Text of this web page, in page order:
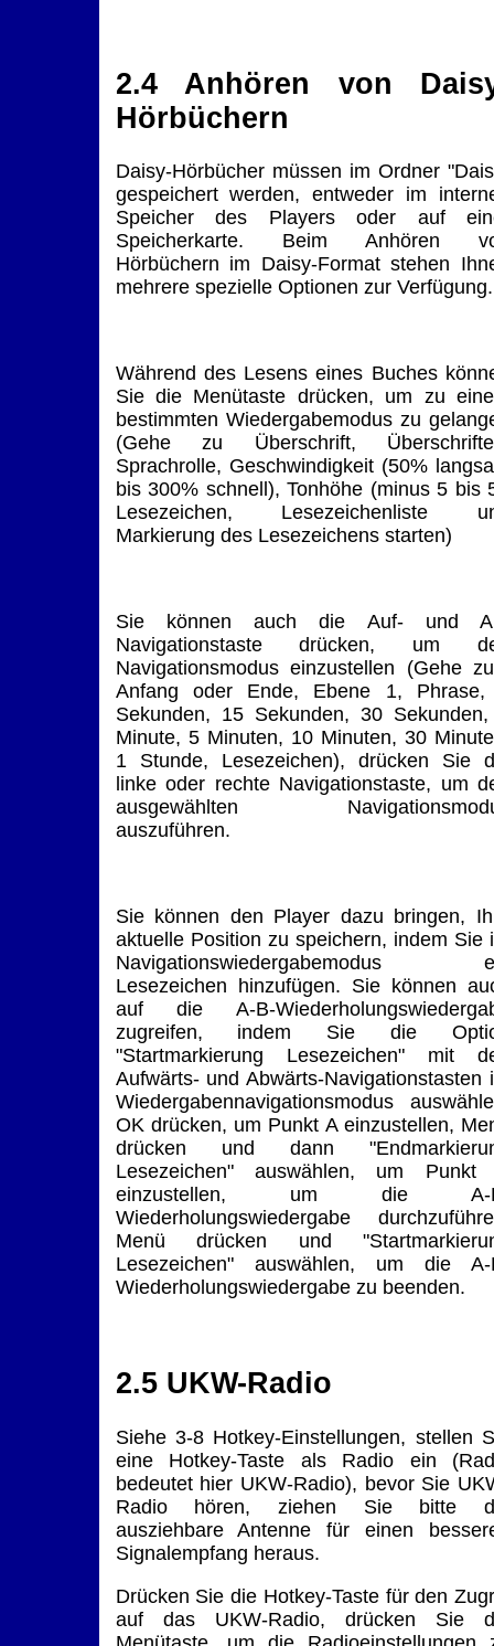
2.4 Anhören von
Hörbüchern
Daisy-Hörbücher müssen im Ordner
gespeichert werden, entweder im
Speicher des Players oder auf
Speicherkarte. Beim Anhören
Hörbüchern im Daisy-Format stehen
mehrere spezielle Optionen zur Verfügung.
Während des Lesens eines Buches
Sie die Menütaste drücken, um zu
bestimmten Wiedergabemodus zu
(Gehe zu Überschrift,
Sprachrolle, Geschwindigkeit (50%
bis 300% schnell), Tonhöhe (minus 5 bis
Lesezeichen, Lesezeichenliste
Markierung des Lesezeichens starten)
Sie können auch die Auf- und
Navigationstaste drücken, um
Navigationsmodus einzustellen (Gehe
Anfang oder Ende, Ebene 1,
Sekunden, 15 Sekunden, 30
Minute, 5 Minuten, 10 Minuten, 30
1 Stunde, Lesezeichen), drücken Sie
linke oder rechte Navigationstaste, um
ausgewählten
auszuführen.
Sie können den Player dazu bringen,
aktuelle Position zu speichern, indem Sie
Navigationswiedergabemodus
Lesezeichen hinzufügen. Sie können
auf die A-B-
zugreifen, indem Sie die
"Startmarkierung Lesezeichen" mit
Aufwärts- und Abwärts-Navigationstasten
Wiedergabennavigationsmodus
OK drücken, um Punkt A einzustellen,
drücken und dann
Lesezeichen" auswählen, um Punkt
einzustellen, um die A-
Wiederholungswiedergabe
Menü drücken und
Lesezeichen" auswählen, um die A-
Wiederholungswiedergabe zu beenden.
2.5 UKW-Radio
Siehe 3-8 Hotkey-Einstellungen, stellen
eine Hotkey-Taste als Radio ein
bedeutet hier UKW-Radio), bevor Sie
Radio hören, ziehen Sie bitte
ausziehbare Antenne für einen
Signalempfang heraus.
Drücken Sie die Hotkey-Taste für den
auf das UKW-Radio, drücken Sie